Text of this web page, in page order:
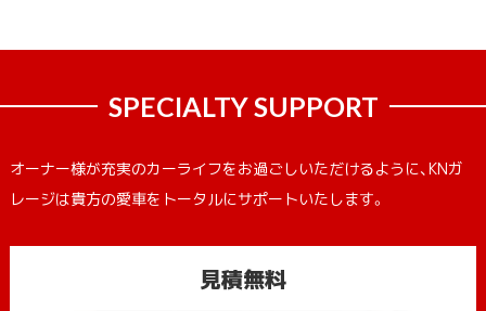
SPECIALTY SUPPORT
オーナー様が充実のカーライフをお過ごしいただけるように、KNガ
レージは貴方の愛車をトータルにサポートいたします。
見積無料